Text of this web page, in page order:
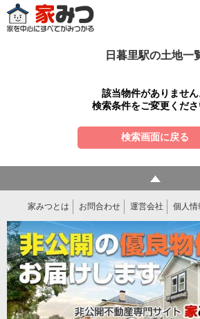
日暮里駅の土地一
該当物件がありません
検索条件をご変更くださ
検索画面に戻る
家みつとは お問合わせ 運営会社 個人情